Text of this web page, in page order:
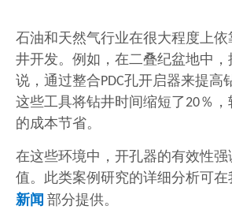
石油和天然气行业在很大程度上
井开发。例如，在二叠纪盆地中
说，通过整合PDC孔开启器来提高
这些工具将钻井时间缩短了20％
的成本节省。
在这些环境中，开孔器的有效性强
值。此类案例研究的详细分析可
新闻 部分提供。